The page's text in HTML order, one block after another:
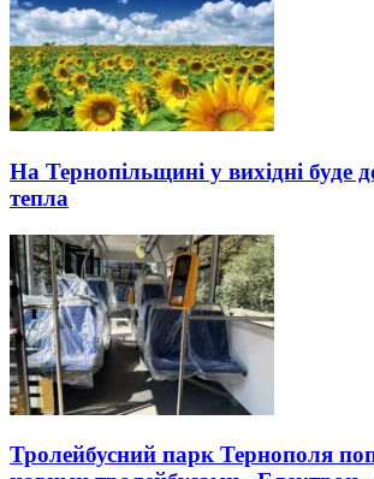
На Тернопільщині у вихідні буде
тепла
Тролейбусний парк Тернополя